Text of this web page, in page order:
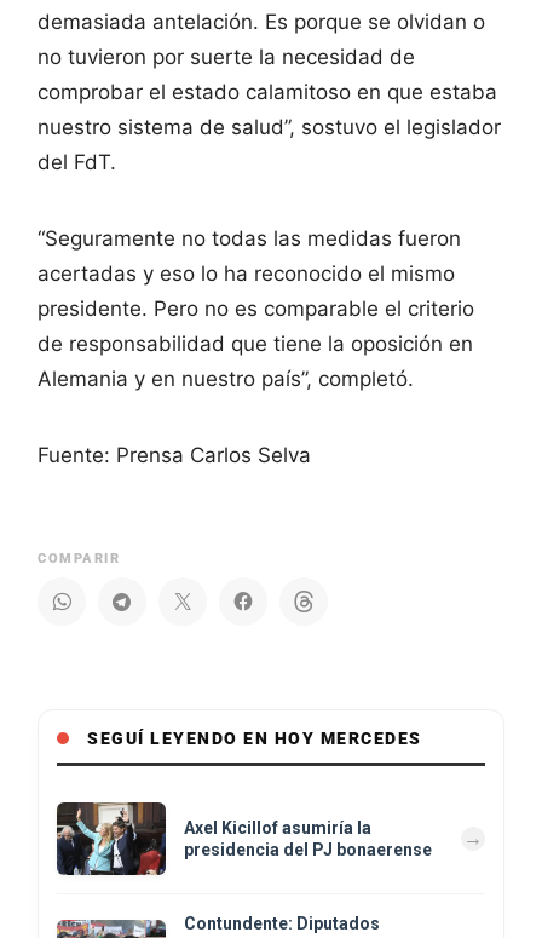
demasiada antelación. Es porque se olvidan o
no tuvieron por suerte la necesidad de
comprobar el estado calamitoso en que estaba
nuestro sistema de salud”, sostuvo el legislador
del FdT.
“Seguramente no todas las medidas fueron
acertadas y eso lo ha reconocido el mismo
presidente. Pero no es comparable el criterio
de responsabilidad que tiene la oposición en
Alemania y en nuestro país”, completó.
Fuente: Prensa Carlos Selva
COMPARIR
SEGUÍ LEYENDO EN HOY MERCEDES
Axel Kicillof asumiría la
presidencia del PJ bonaerense
Contundente: Diputados